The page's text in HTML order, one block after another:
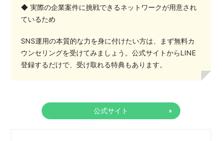
◆ 実際の企業案件に挑戦できるネットワークが用意され
ているため
SNS運用の本質的な力を身に付けたい方は、まず無料カ
ウンセリングを受けてみましょう。公式サイトからLINE
登録するだけで、受け取れる特典もあります。
公式サイト